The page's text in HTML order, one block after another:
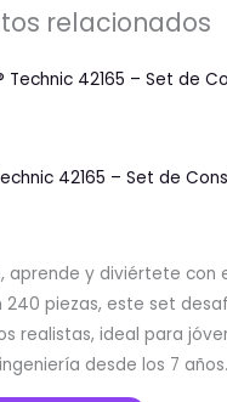
relacionados
42165 – Set de
aprende y diviértete con
240 piezas, este set
realistas, ideal para
desde los 7 años.